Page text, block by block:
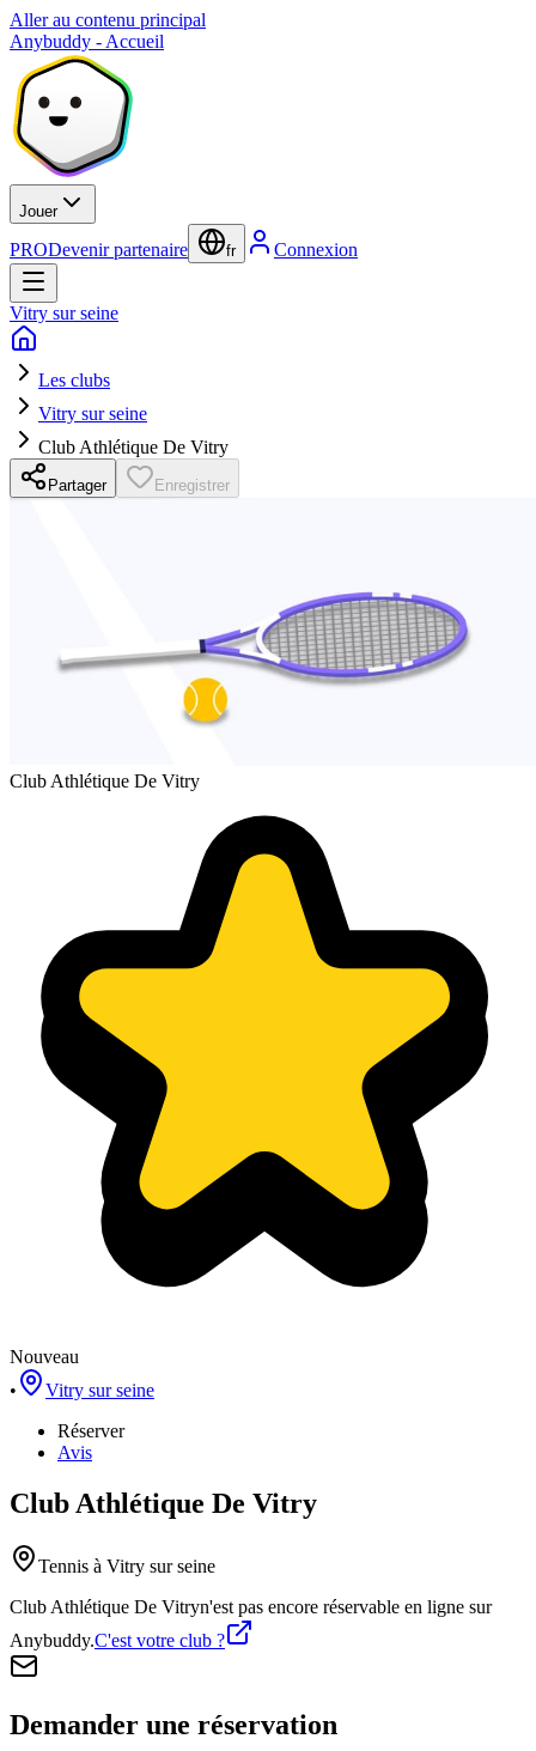
Aller au contenu principal
Anybuddy - Accueil
Jouer
PRODevenir partenaire fr Connexion
Vitry sur seine
Les clubs
Vitry sur seine
Club Athlétique De Vitry
Partager Enregistrer
Club Athlétique De Vitry
Nouveau
•
Vitry sur seine
Réserver
Avis
Club Athlétique De Vitry
Tennis à Vitry sur seine
Club Athlétique De Vitryn'est pas encore réservable en ligne sur
Anybuddy.C'est votre club ?
Demander une réservation